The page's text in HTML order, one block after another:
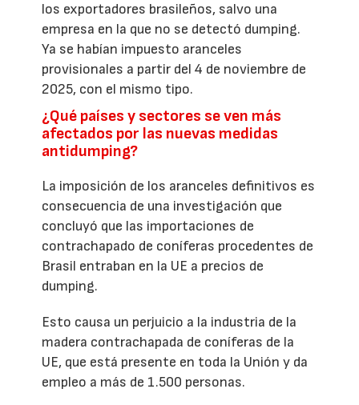
los exportadores brasileños, salvo una
empresa en la que no se detectó dumping.
Ya se habían impuesto aranceles
provisionales a partir del 4 de noviembre de
2025, con el mismo tipo.
¿Qué países y sectores se ven más
afectados por las nuevas medidas
antidumping?
La imposición de los aranceles definitivos es
consecuencia de una investigación que
concluyó que las importaciones de
contrachapado de coníferas procedentes de
Brasil entraban en la UE a precios de
dumping.
Esto causa un perjuicio a la industria de la
madera contrachapada de coníferas de la
UE, que está presente en toda la Unión y da
empleo a más de 1.500 personas.